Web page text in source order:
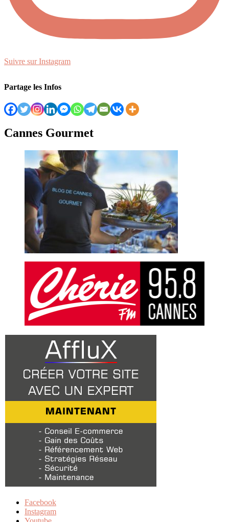
Suivre sur Instagram
Partage les Infos
Cannes Gourmet
Facebook
Instagram